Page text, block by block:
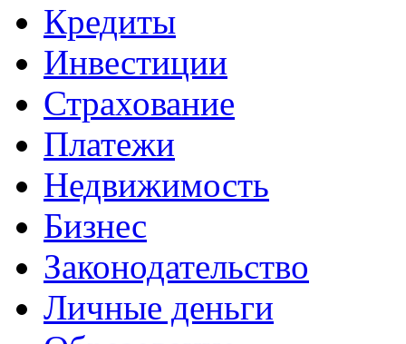
Кредиты
Инвестиции
Страхование
Платежи
Недвижимость
Бизнес
Законодательство
Личные деньги